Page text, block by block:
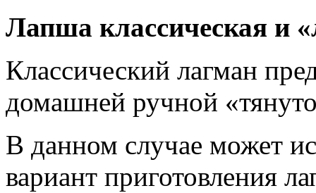
Лапша классическая и
Классический лагман
домашней ручной
В данном случае может
вариант приготовления